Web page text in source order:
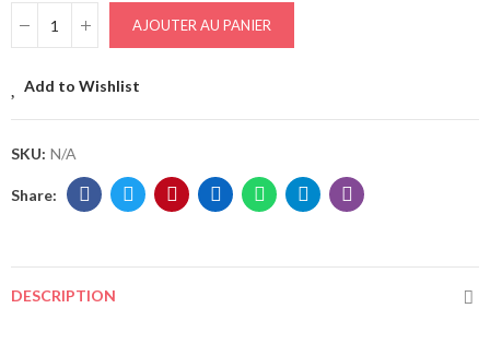
AJOUTER AU PANIER
Add to Wishlist
SKU: N/A
DESCRIPTION